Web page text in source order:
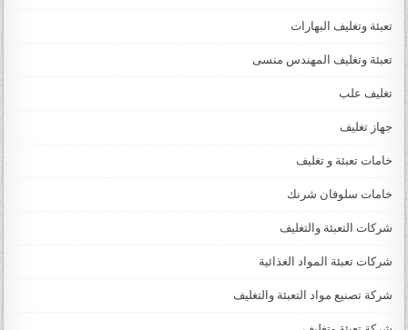
تعبئة وتغليف البهارات
تعبئة وتغليف المهندس منسى
تغليف علب
جهاز تغليف
خامات تعبئة و تغليف
خامات سلوفان شرنك
شركات التعبئة والتغليف
شركات تعبئة المواد الغذائية
شركة تصنيع مواد التعبئة والتغليف